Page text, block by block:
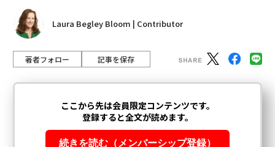
Laura Begley Bloom | Contributor
著者フォロー 記事を保存